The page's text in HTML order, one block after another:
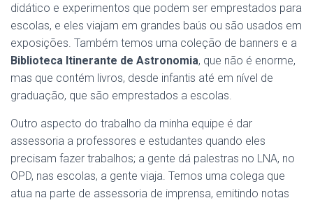
didático e experimentos que podem ser emprestados para
escolas, e eles viajam em grandes baús ou são usados em
exposições. Também temos uma coleção de banners e a
Biblioteca Itinerante de Astronomia, que não é enorme,
mas que contém livros, desde infantis até em nível de
graduação, que são emprestados a escolas.
Outro aspecto do trabalho da minha equipe é dar
assessoria a professores e estudantes quando eles
precisam fazer trabalhos; a gente dá palestras no LNA, no
OPD, nas escolas, a gente viaja. Temos uma colega que
atua na parte de assessoria de imprensa, emitindo notas